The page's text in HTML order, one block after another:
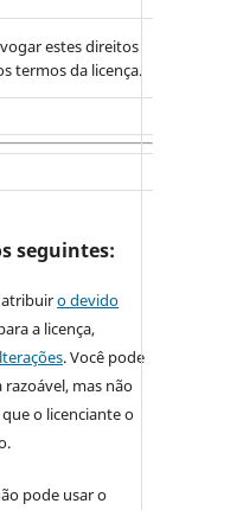
estes direitos
termos da licença.
seguintes:
atribuiro devido
a licença,
. Você pode
mas não
o licenciante o
pode usar o